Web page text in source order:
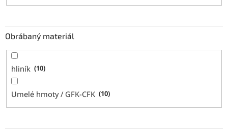
Obrábaný materiál
hliník 10
Umelé hmoty / GFK-CFK 10